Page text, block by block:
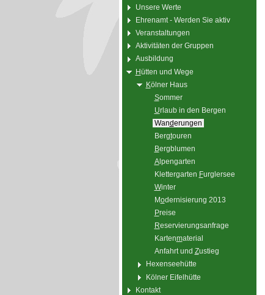
Unsere Werte
Ehrenamt - Werden Sie aktiv
Veranstaltungen
Aktivitäten der Gruppen
Ausbildung
Hütten und Wege
Kölner Haus
Sommer
Urlaub in den Bergen
Wanderungen
Bergtouren
Bergblumen
Alpengarten
Klettergarten Furglersee
Winter
Modernisierung 2013
Preise
Reservierungsanfrage
Kartenmaterial
Anfahrt und Zustieg
Hexenseehütte
Kölner Eifelhütte
Kontakt